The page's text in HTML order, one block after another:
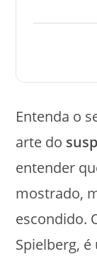
Entenda o
arte do
entender
mostrado,
escondido.
Spielberg,